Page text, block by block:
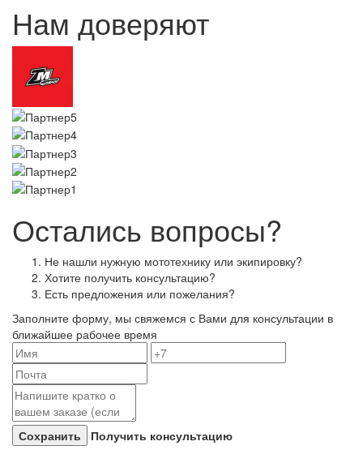
Нам доверяют
Остались вопросы?
Не нашли нужную мототехнику или экипировку?
Хотите получить консультацию?
Есть предложения или пожелания?
Заполните форму, мы свяжемся с Вами для консультации в
ближайшее рабочее время
Получить консультацию